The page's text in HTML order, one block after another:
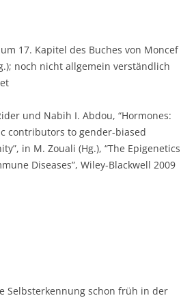
17. Kapitel des Buches von Moncef
noch nicht allgemein verständlich
und Nabih I. Abdou, “Hormones:
contributors to gender-biased
in M. Zouali (Hg.), “The Epigenetics
Diseases”, Wiley-Blackwell 2009
Selbsterkennung schon früh in der